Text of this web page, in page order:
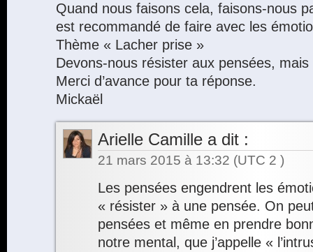
Quand nous faisons cela, faisons-nous
est recommandé de faire avec les
Thème « Lacher prise »
Devons-nous résister aux pensées,
Merci d’avance pour ta réponse.
Mickaël
Arielle Camille a dit :
21 mars 2015 à 13:32 (UTC 2 )
Les pensées engendrent les
« résister » à une pensée. On
pensées et même en prendre
notre mental, que j’appelle «